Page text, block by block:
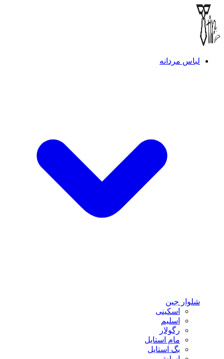
لباس مردانه
شلوار جین
اسکینی
اسلیم
رگولار
مام استایل
بگ استایل